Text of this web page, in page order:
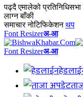
पढ्दै एमालेको
लाग्न बाँकी
समाचार नोटिफिकेशन थप
Font Resizerअ-आ
Font Resizerअ-आ